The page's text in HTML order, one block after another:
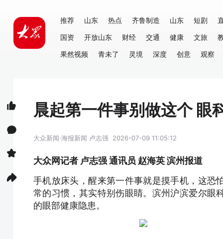
推荐 山东 热点 齐鲁制造 山东 短剧
国资
开放山东 财经 交通 健康 文旅
果然视频
青未了 灵境 深度 创意 观察
晨起第一件事别做这个 眼
大众新闻·海报新闻 卢志强 2026-07-09 11:05:12
大众网记者 卢志强 通讯员 赵海英 滨州报道
手机放床头，醒来第一件事就是摸手机，这恐
常的习惯，其实特别伤眼睛。滨州沪滨爱尔眼
的眼部健康隐患。